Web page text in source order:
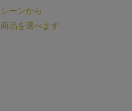
シーンから
商品を選べます